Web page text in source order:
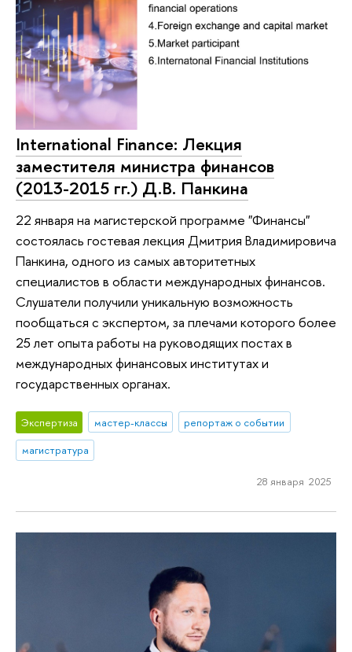
International Finance: Лекция
заместителя министра финансов
(2013-2015 гг.) Д.В. Панкина
22 января на магистерской программе "Финансы"
состоялась гостевая лекция Дмитрия Владимировича
Панкина, одного из самых авторитетных
специалистов в области международных финансов.
Слушатели получили уникальную возможность
пообщаться с экспертом, за плечами которого более
25 лет опыта работы на руководящих постах в
международных финансовых институтах и
государственных органах.
Экспертиза мастер-классы
репортаж о событии
магистратура
28 января 2025